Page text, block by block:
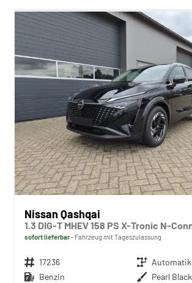
Nissan Qashqai
sofort lieferbar Fahrzeug mit Tageszulassung
Fahrzeugnr. 17236 Getriebe Automatik
Kraftstoff Benzin Außenfarbe Pearl Black